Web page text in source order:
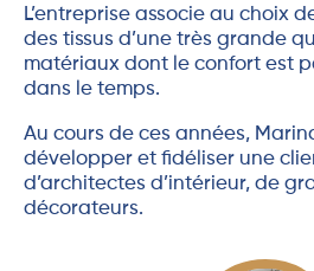
L’entreprise associe au choix
des tissus d’une très grande
matériaux dont le confort est
dans le temps.
Au cours de ces années,
développer et fidéliser une
d’architectes d’intérieur, de
décorateurs.